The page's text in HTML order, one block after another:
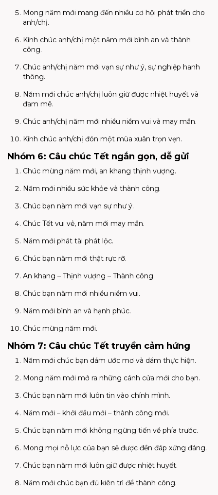
Mong năm mới mang đến nhiều cơ hội phát triển cho
anh/chị.
Kính chúc anh/chị một năm mới bình an và thành
công.
Chúc anh/chị năm mới vạn sự như ý, sự nghiệp hanh
thông.
Năm mới chúc anh/chị luôn giữ được nhiệt huyết và
đam mê.
Chúc anh/chị năm mới nhiều niềm vui và may mắn.
Kính chúc anh/chị đón một mùa xuân trọn vẹn.
Nhóm 6: Câu chúc Tết ngắn gọn, dễ gửi
Chúc mừng năm mới, an khang thịnh vượng.
Năm mới nhiều sức khỏe và thành công.
Chúc bạn năm mới vạn sự như ý.
Chúc Tết vui vẻ, năm mới may mắn.
Năm mới phát tài phát lộc.
Chúc bạn năm mới thật rực rỡ.
An khang – Thịnh vượng – Thành công.
Chúc bạn năm mới nhiều niềm vui.
Năm mới bình an và hạnh phúc.
Chúc mừng năm mới.
Nhóm 7: Câu chúc Tết truyền cảm hứng
Năm mới chúc bạn dám ước mơ và dám thực hiện.
Mong năm mới mở ra những cánh cửa mới cho bạn.
Chúc bạn năm mới luôn tin vào chính mình.
Năm mới – khởi đầu mới – thành công mới.
Chúc bạn năm mới không ngừng tiến về phía trước.
Mong mọi nỗ lực của bạn sẽ được đền đáp xứng đáng.
Chúc bạn năm mới luôn giữ được nhiệt huyết.
Năm mới chúc bạn đủ kiên trì để thành công.